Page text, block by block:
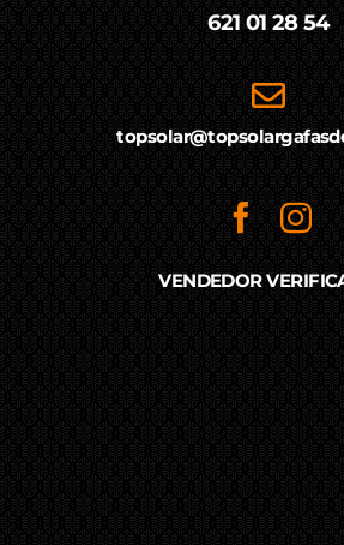
621 01 28 54
VENDEDOR